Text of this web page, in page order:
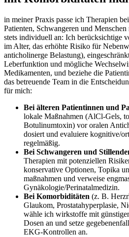
in meiner Praxis⁢ passe ich Therapien
Patienten, Schwangeren und
stets individuell an: Ich berücksichtige
im ​Alter, ⁢das erhöhte⁤ Risiko für
anticholinerge ‍Belastung),
Leberfunktion und mögliche
Medikamenten, und beziehe die
das betreuende Team‌ in die
für mich:
Bei älteren Patientinnen‌ und
lokale ⁤Maßnahmen (AlCl‑Gels,​
Botulinumtoxin) vor oralen
dosiert ​und evaluiere kognitive/
regelmäßig.
Bei Schwangeren ⁤und
Therapien ‍mit potenziellen⁢
konservative Optionen,⁣ Topika
maßnahmen und‍ verweise
Gynäkologie/Perinatalmedizin.
Bei Komorbiditäten (z.⁢ B.
Glaukom,⁢ Prostatahyperplasie,
⁤wähle ⁤ich wirkstoffe mit
Dosen an​ und setze
EKG‑Kontrollen an.